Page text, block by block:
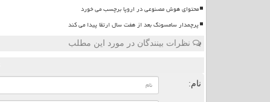
محتوای هوش مصنوعی در اروپا برچسب می خورد
پرچمدار سامسونگ بعد از هفت سال ارتقا پیدا می کند
نظرات بینندگان در مورد این مطلب
نام: